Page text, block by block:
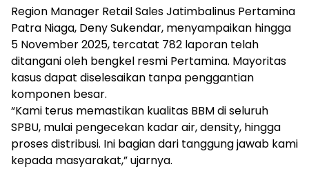
Region Manager Retail Sales Jatimbalinus Pertamina
Patra Niaga, Deny Sukendar, menyampaikan hingga
5 November 2025, tercatat 782 laporan telah
ditangani oleh bengkel resmi Pertamina. Mayoritas
kasus dapat diselesaikan tanpa penggantian
komponen besar.
“Kami terus memastikan kualitas BBM di seluruh
SPBU, mulai pengecekan kadar air, density, hingga
proses distribusi. Ini bagian dari tanggung jawab kami
kepada masyarakat,” ujarnya.